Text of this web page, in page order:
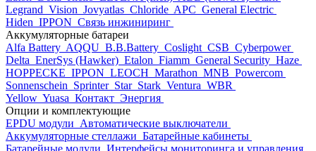
Legrand Vision Jovyatlas Chloride APC General Electric
Hiden IPPON Связь инжиниринг
Аккумуляторные батареи
Alfa Battery AQQU B.B.Battery Coslight CSB Cyberpower
Delta EnerSys (Hawker) Etalon Fiamm General Security Haze
HOPPECKE IPPON LEOCH Marathon MNB Powercom
Sonnenschein Sprinter Star Stark Ventura WBR
Yellow Yuasa Контакт Энергия
Опции и комплектующие
EPDU модули Автоматические выключатели
Аккумуляторные стеллажи Батарейные кабинеты
Батарейные модули Интерфейсы мониторинга и управления